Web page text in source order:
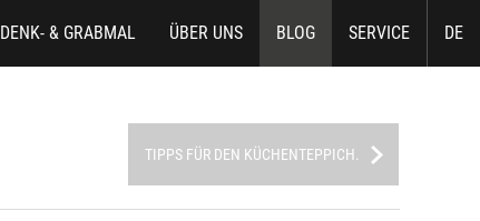
DE
DENK- & GRABMAL ÜBER UNS BLOG SERVICE
TIPPS FÜR DEN KÜCHENTEPPICH.